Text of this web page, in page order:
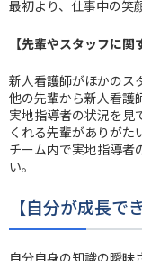
最初より、仕事中の笑
【先輩やスタッフに関
新人看護師がほかのス
他の先輩から新人看護
実地指導者の状況を見
くれる先輩がありがた
チーム内で実地指導者
い。
【自分が成長で
自分自身の知識の曖昧